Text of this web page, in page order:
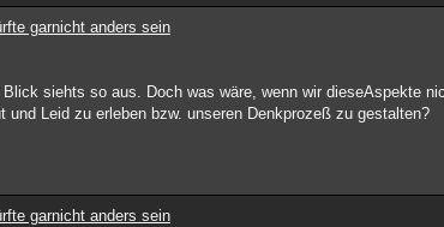
garnicht anders sein
siehts so aus. Doch was wäre, wenn wir dieseAspekte
und Leid zu erleben bzw. unseren Denkprozeß zu gestalten?
garnicht anders sein